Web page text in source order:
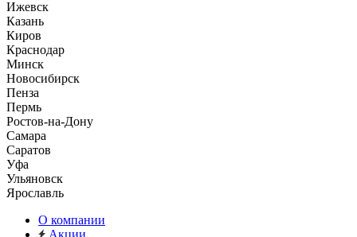
Ижевск
Казань
Киров
Краснодар
Минск
Новосибирск
Пенза
Пермь
Ростов-на-Дону
Самара
Саратов
Уфа
Ульяновск
Ярославль
О компании
Акции